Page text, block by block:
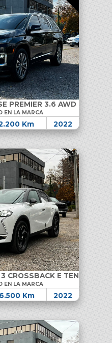
PREMIER 3.6 AWD
EN LA MARCA
Km 2022
CROSSBACK E TENSE
EN LA MARCA
Km 2022